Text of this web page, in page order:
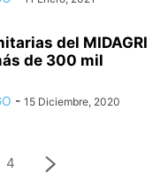
del MIDAGRI
de 300 mil
- 15 Diciembre, 2020
4